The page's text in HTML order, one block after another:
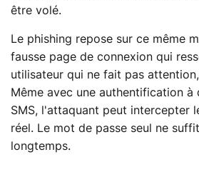
être volé.
Le phishing repose sur ce même
fausse page de connexion qui
utilisateur qui ne fait pas
Même avec une authentification à
SMS, l'attaquant peut intercepter
réel. Le mot de passe seul ne
longtemps.